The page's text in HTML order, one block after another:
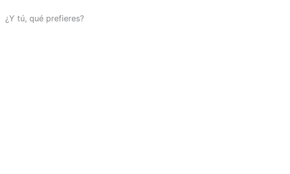
¿Y tú, qué prefieres?